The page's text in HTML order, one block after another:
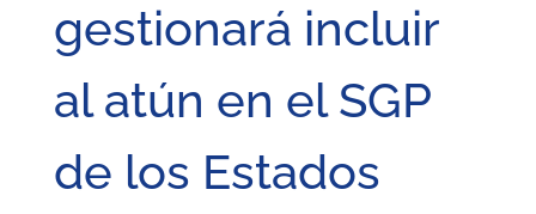
gestionará incluir
al atún en el SGP
de los Estados